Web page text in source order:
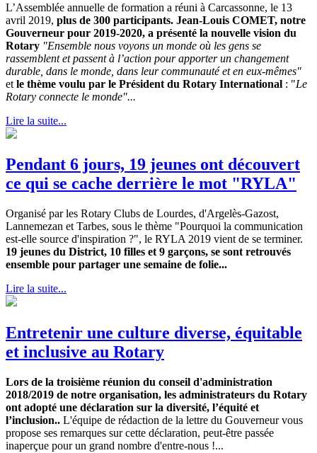
L’Assemblée annuelle de formation a réuni à Carcassonne, le 13
avril 2019, plus de 300 participants. Jean-Louis COMET, notre
Gouverneur pour 2019-2020, a présenté la nouvelle vision du
Rotary "Ensemble nous voyons un monde où les gens se
rassemblent et passent à l’action pour apporter un changement
durable, dans le monde, dans leur communauté et en eux-mêmes"
et le thème voulu par le Président du Rotary International : "Le
Rotary connecte le monde"...
Lire la suite...
Pendant 6 jours, 19 jeunes ont découvert
ce qui se cache derrière le mot "RYLA"
Organisé par les Rotary Clubs de Lourdes, d'Argelès-Gazost,
Lannemezan et Tarbes, sous le thème "Pourquoi la communication
est-elle source d'inspiration ?", le RYLA 2019 vient de se terminer.
19 jeunes du District, 10 filles et 9 garçons, se sont retrouvés
ensemble pour partager une semaine de folie...
Lire la suite...
Entretenir une culture diverse, équitable
et inclusive au Rotary
Lors de la troisième réunion du conseil d'administration
2018/2019 de notre organisation, les administrateurs du Rotary
ont adopté une déclaration sur la diversité, l’équité et
l’inclusion.. L'équipe de rédaction de la lettre du Gouverneur vous
propose ses remarques sur cette déclaration, peut-être passée
inaperçue pour un grand nombre d'entre-nous !...